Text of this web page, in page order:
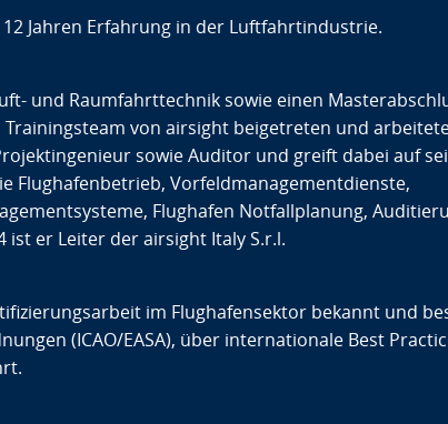
Jahren Erfahrung in der Luftfahrtindustrie.
und Raumfahrttechnik sowie einen
von airsight beigetreten und
sowie Auditor und greift dabei auf
Flughafenbetrieb, Vorfeldmanagementdienste,
Flughafen Notfallplanung,
ist er Leiter der airsight Italy S.r.l.
im Flughafensektor bekannt und
(ICAO/EASA), über internationale Best